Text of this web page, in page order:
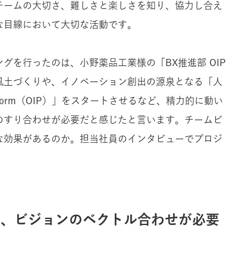
ムの大切さ、難しさと楽しさを知り、協力し合え
線において大切な活動です。
を行ったのは、小野薬品工業様の「
BX推進部 OIP
づくりや、イノベーション創出の源泉となる「人
（OIP）」をスタートさせるなど、精力的に動い
り合わせが必要だと感じたと言います。 チームビ
果があるのか。担当社員のインタビューでプロジ
ビジョンのベクトル合わせが必要